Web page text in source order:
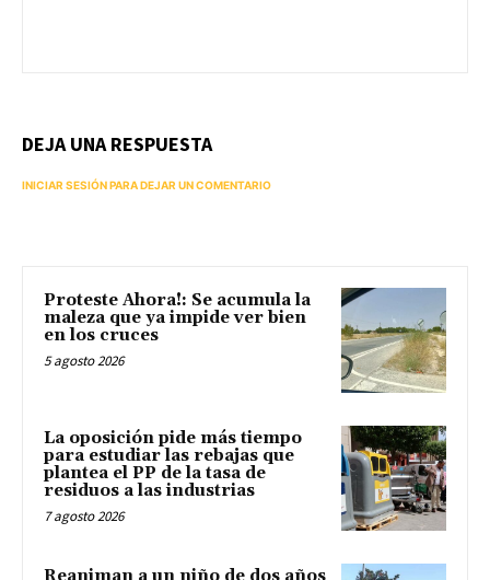
DEJA UNA RESPUESTA
INICIAR SESIÓN PARA DEJAR UN COMENTARIO
Proteste Ahora!: Se acumula la
maleza que ya impide ver bien
en los cruces
5 agosto 2026
La oposición pide más tiempo
para estudiar las rebajas que
plantea el PP de la tasa de
residuos a las industrias
7 agosto 2026
Reaniman a un niño de dos años